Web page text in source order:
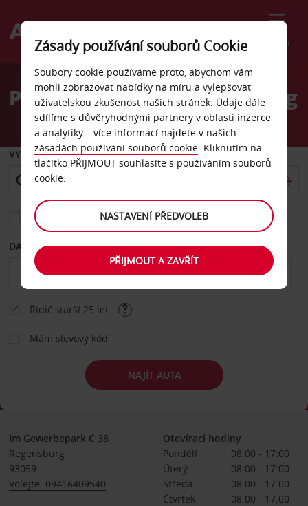
Menu
Welcome
AvisPronájem auta Regensburg
VYZVEDNOUT Z
Vyberte si jiné místo vrácení
DATUM OD DATUM DO
Řidič starší 25 let
Mám slevový kód
NAJÍT AUTA
Im Gewerbepark C 38
Regensburg
93059
Volejte: 09416409540
Otevírací hodiny
Pondělí
08:00 - 17:00
Úterý
08:00 - 17:00
Středa
08:00 - 17:00
Čtvrtek
08:00 - 17:00
Zásady používání souborů Cookie
Soubory cookie používáme proto, abychom vám
mohli zobrazovat nabídky na míru a vylepšovat
uživatelskou zkušenost našich stránek. Údaje dále
sdílíme s důvěryhodnými partnery v oblasti inzerce
a analytiky – více informací najdete v našich
zásadách používání souborů cookie. Kliknutím na
tlačítko PŘIJMOUT souhlasíte s používáním souborů
cookie.
NASTAVENÍ PŘEDVOLEB
PŘIJMOUT A ZAVŘÍT